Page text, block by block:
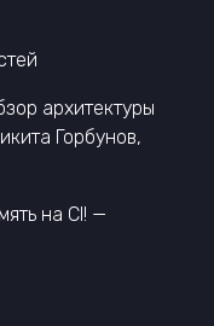
архитектуры
Горбунов,
на CI! —